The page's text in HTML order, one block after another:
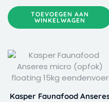
TOEVOEGEN AAN
WINKELWAGEN
Kasper Faunafood